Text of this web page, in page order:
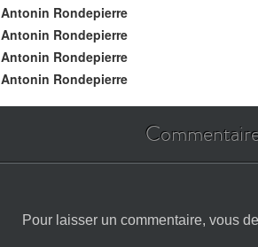
Antonin Rondepierre
Antonin Rondepierre
Antonin Rondepierre
Antonin Rondepierre
Pour laisser un commentaire, vous